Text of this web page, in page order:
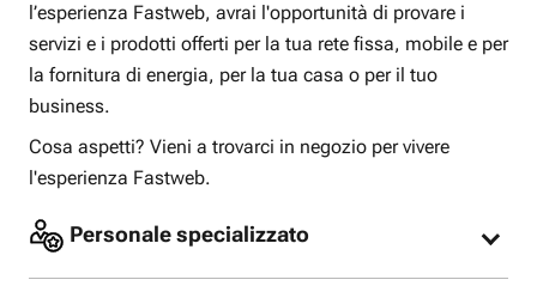
l’esperienza Fastweb, avrai l'opportunità di provare i
servizi e i prodotti offerti per la tua rete fissa, mobile e per
la fornitura di energia, per la tua casa o per il tuo
business.
Cosa aspetti? Vieni a trovarci in negozio per vivere
l'esperienza Fastweb.
Personale specializzato